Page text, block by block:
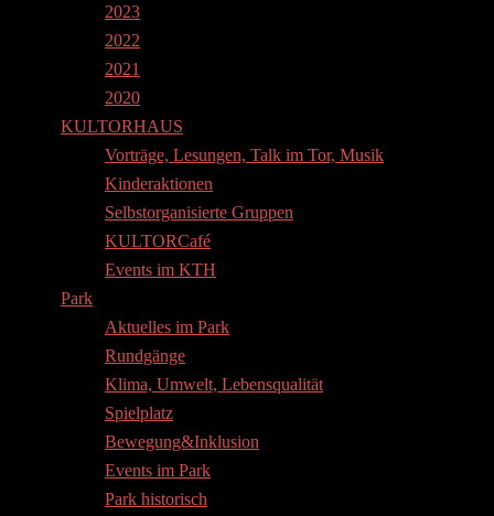
2023
2022
2021
2020
KULTORHAUS
Vorträge, Lesungen, Talk im Tor, Musik
Kinderaktionen
Selbstorganisierte Gruppen
KULTORCafé
Events im KTH
Park
Aktuelles im Park
Rundgänge
Klima, Umwelt, Lebensqualität
Spielplatz
Bewegung&Inklusion
Events im Park
Park historisch